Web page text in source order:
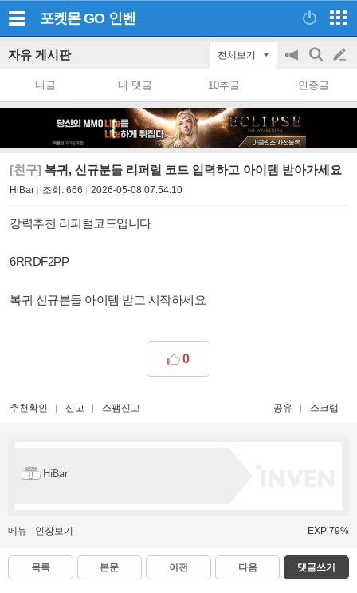
포켓몬 GO 인벤
자유 게시판 전체보기
공
on/off
검
색
글
쓰
내글 내 댓글 10추글 인증글
[친구] 복귀, 신규분들 리퍼럴 코드 입력하고 아이템 받아가세요
HiBar 조회: 666 2026-05-08 07:54:10
강력추천 리퍼럴코드입니다
6RRDF2PP
복귀 신규분들 아이템 받고 시작하세요
0
추천확인 신고 스팸신고 공유 스크랩
HiBar
메뉴 인장보기 EXP 79%
목록 본문 이전 다음 댓글쓰기